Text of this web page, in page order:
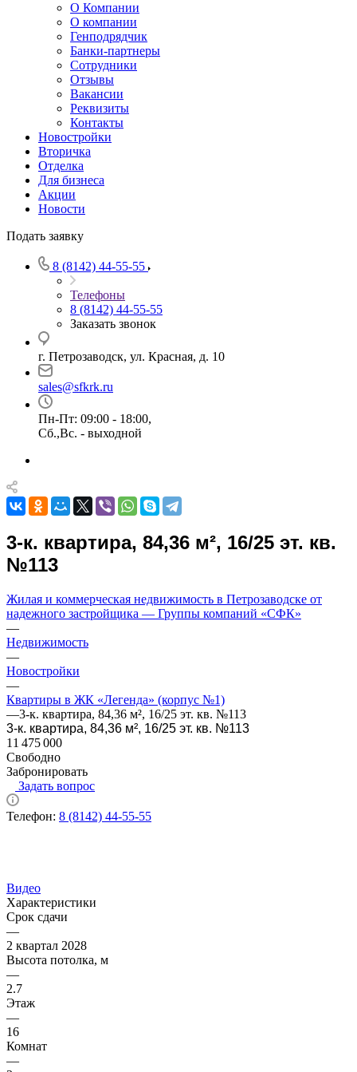
О Компании
О компании
Генподрядчик
Банки-партнеры
Сотрудники
Отзывы
Вакансии
Реквизиты
Контакты
Новостройки
Вторичка
Отделка
Для бизнеса
Акции
Новости
Подать заявку
8 (8142) 44-55-55
Телефоны
8 (8142) 44-55-55
Заказать звонок
г. Петрозаводск, ул. Красная, д. 10
sales@sfkrk.ru
Пн-Пт: 09:00 - 18:00,
Сб.,Вс. - выходной
3-к. квартира, 84,36 м², 16/25 эт. кв.
№113
Жилая и коммерческая недвижимость в Петрозаводске от
надежного застройщика — Группы компаний «СФК»
—
Недвижимость
—
Новостройки
—
Квартиры в ЖК «Легенда» (корпус №1)
—3-к. квартира, 84,36 м², 16/25 эт. кв. №113
3-к. квартира, 84,36 м², 16/25 эт. кв. №113
11 475 000
Свободно
Забронировать
Задать вопрос
Телефон: 8 (8142) 44-55-55
Видео
Характеристики
Срок сдачи
—
2 квартал 2028
Высота потолка, м
—
2.7
Этаж
—
16
Комнат
—